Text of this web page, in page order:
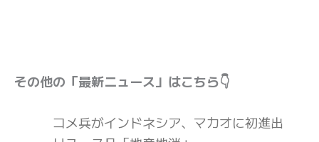
その他の「最新ニュース」はこちら👇
コメ兵がインドネシア、マカオに初進出